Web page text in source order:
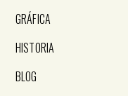
GRÁFICA
HISTORIA
BLOG